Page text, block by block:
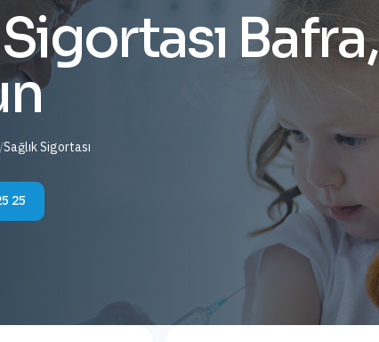
Bafra,
/Sağlık Sigortası
25